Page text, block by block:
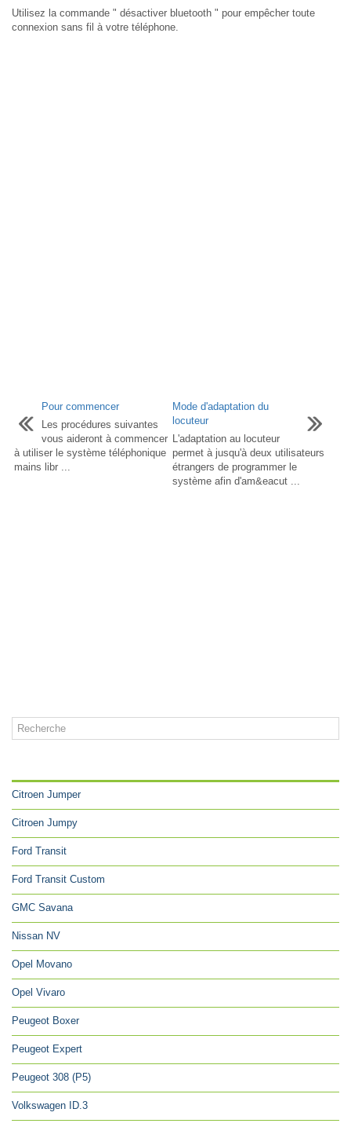
Utilisez la commande " désactiver bluetooth " pour empêcher toute
connexion sans fil à votre téléphone.
Pour commencer
Les procédures suivantes
vous aideront à commencer
à utiliser le système téléphonique
mains libr ...
Mode d'adaptation du
locuteur
L'adaptation au locuteur
permet à jusqu'à deux utilisateurs
étrangers de programmer le
système afin d'am&eacut ...
Citroen Jumper
Citroen Jumpy
Ford Transit
Ford Transit Custom
GMC Savana
Nissan NV
Opel Movano
Opel Vivaro
Peugeot Boxer
Peugeot Expert
Peugeot 308 (P5)
Volkswagen ID.3